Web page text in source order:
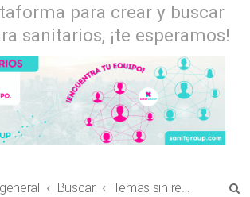
para crear y buscar
sanitarios, ¡te esperamos!
Buscar Temas sin respuesta